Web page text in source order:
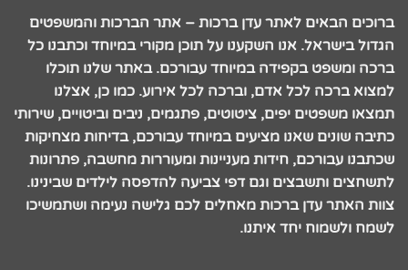
ברוכים הבאים לאתר עדן ברכות – אתר הברכות והמשפטים
הגדול בישראל. אנו השקענו על תוכן מקורי במיוחד וכתבנו כל
ברכה ומשפט בקפידה במיוחד עבורכם. באתר שלנו תוכלו
למצוא ברכה לכל אדם, וברכה לכל אירוע. כמו כן, אצלנו
תמצאו משפטים יפים, ציטוטים, פתגמים, ניבים וביטויים, שירותי
כתיבה שונים שאנו מציעים במיוחד עבורכם, בדיחות מצחיקות
שכתבנו עבורכם, חידות מעניינות ומעוררות מחשבה, פתרונות
לתשחצים ותשבצים וגם דפי צביעה להדפסה לילדים שבינינו.
צוות האתר עדן ברכות מאחלים לכם גלישה נעימה ושתמשיכו
לשמח ולשמוח יחד איתנו.